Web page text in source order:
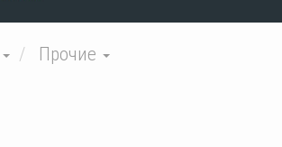
Прочие